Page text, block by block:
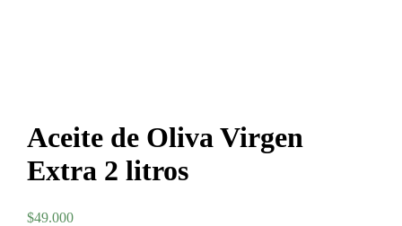
Aceite de Oliva Virgen
Extra 2 litros
$49.000